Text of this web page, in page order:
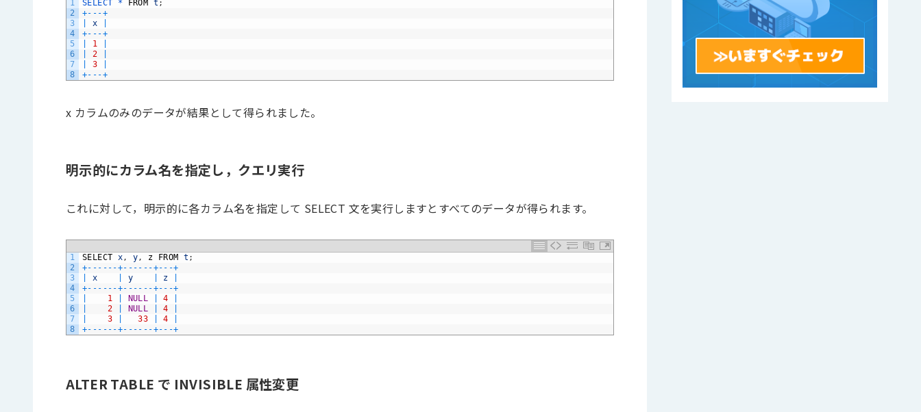
1
2
3
4
5
6
7
8
SELECT * FROM t ;
+-- -+
x
+-- -+
1
2
3
+-- -+
x カラムのみのデータが結果として得られました。
明示的にカラム名を指定し，クエリ実行
これに対して，明示的に各カラム名を指定して SELECT 文を実行しますとすべてのデータが得られます。
1
2
3
4
5
6
7
8
SELECT x, y, z FROM t ;
+-- -- --+-- -- --+-- -+
x y z
+-- -- --+-- -- --+-- -+
1 NULL 4
2 NULL 4
3 33 4
+-- -- --+-- -- --+-- -+
ALTER TABLE で INVISIBLE 属性変更